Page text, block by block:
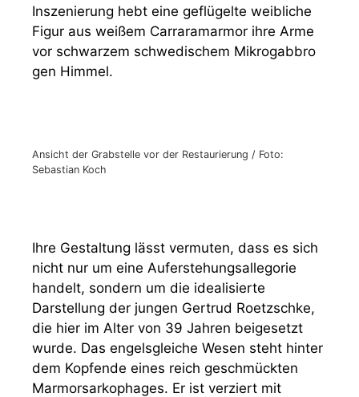
Inszenierung hebt eine geflügelte weibliche
Figur aus weißem Carraramarmor ihre Arme
vor schwarzem schwedischem Mikrogabbro
gen Himmel.
Ansicht der Grabstelle vor der Restaurierung / Foto:
Sebastian Koch
Ihre Gestaltung lässt vermuten, dass es sich
nicht nur um eine Auferstehungsallegorie
handelt, sondern um die idealisierte
Darstellung der jungen Gertrud Roetzschke,
die hier im Alter von 39 Jahren beigesetzt
wurde. Das engelsgleiche Wesen steht hinter
dem Kopfende eines reich geschmückten
Marmorsarkophages. Er ist verziert mit